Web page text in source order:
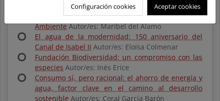
Construyendo el mañana, hoy: I Foro
Iberoamericano de Ministros de Medio
AmbienteAutor/es: Maribel del Álamo
El agua de la modernidad: 150 aniversario del
Canal de Isabel II Autor/es: Eloísa Colmenar
Fundación Biodiversidad: un compromiso con las
especies Autor/es: Inés Erice
Consumo sí, pero racional: el ahorro de energía y
agua, factor clave en el camino al desarrollo
sostenible Autor/es: Coral García Barón
Configuración cookies Aceptar cookies